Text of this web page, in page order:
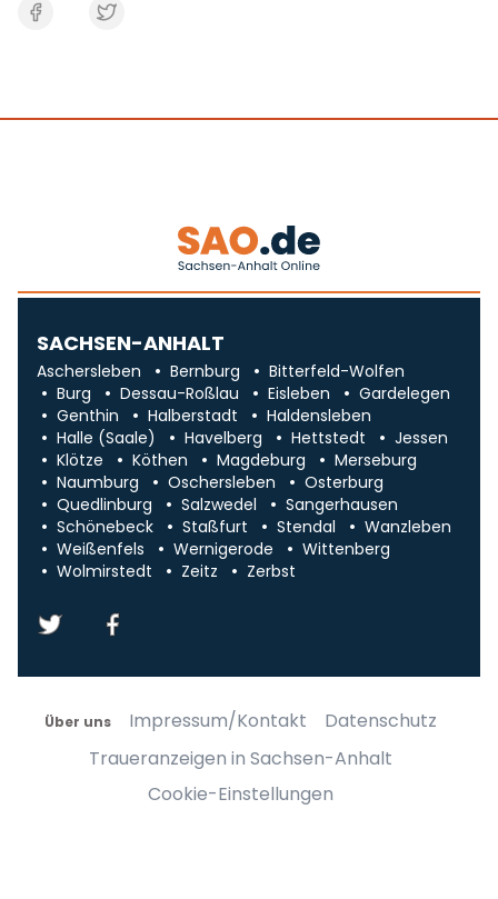
SACHSEN-ANHALT
Aschersleben Bernburg
Bitterfeld-Wolfen
Burg
Dessau-Roßlau Eisleben
Gardelegen
Genthin
Halberstadt
Haldensleben
Halle (Saale)
Havelberg Hettstedt
Jessen
Klötze
Köthen Magdeburg
Merseburg
Naumburg
Oschersleben
Osterburg
Quedlinburg
Salzwedel
Sangerhausen
Schönebeck
Staßfurt Stendal
Wanzleben
Weißenfels
Wernigerode
Wittenberg
Wolmirstedt
Zeitz Zerbst
Über uns Impressum/Kontakt
Datenschutz
Traueranzeigen in Sachsen-Anhalt
Cookie-Einstellungen